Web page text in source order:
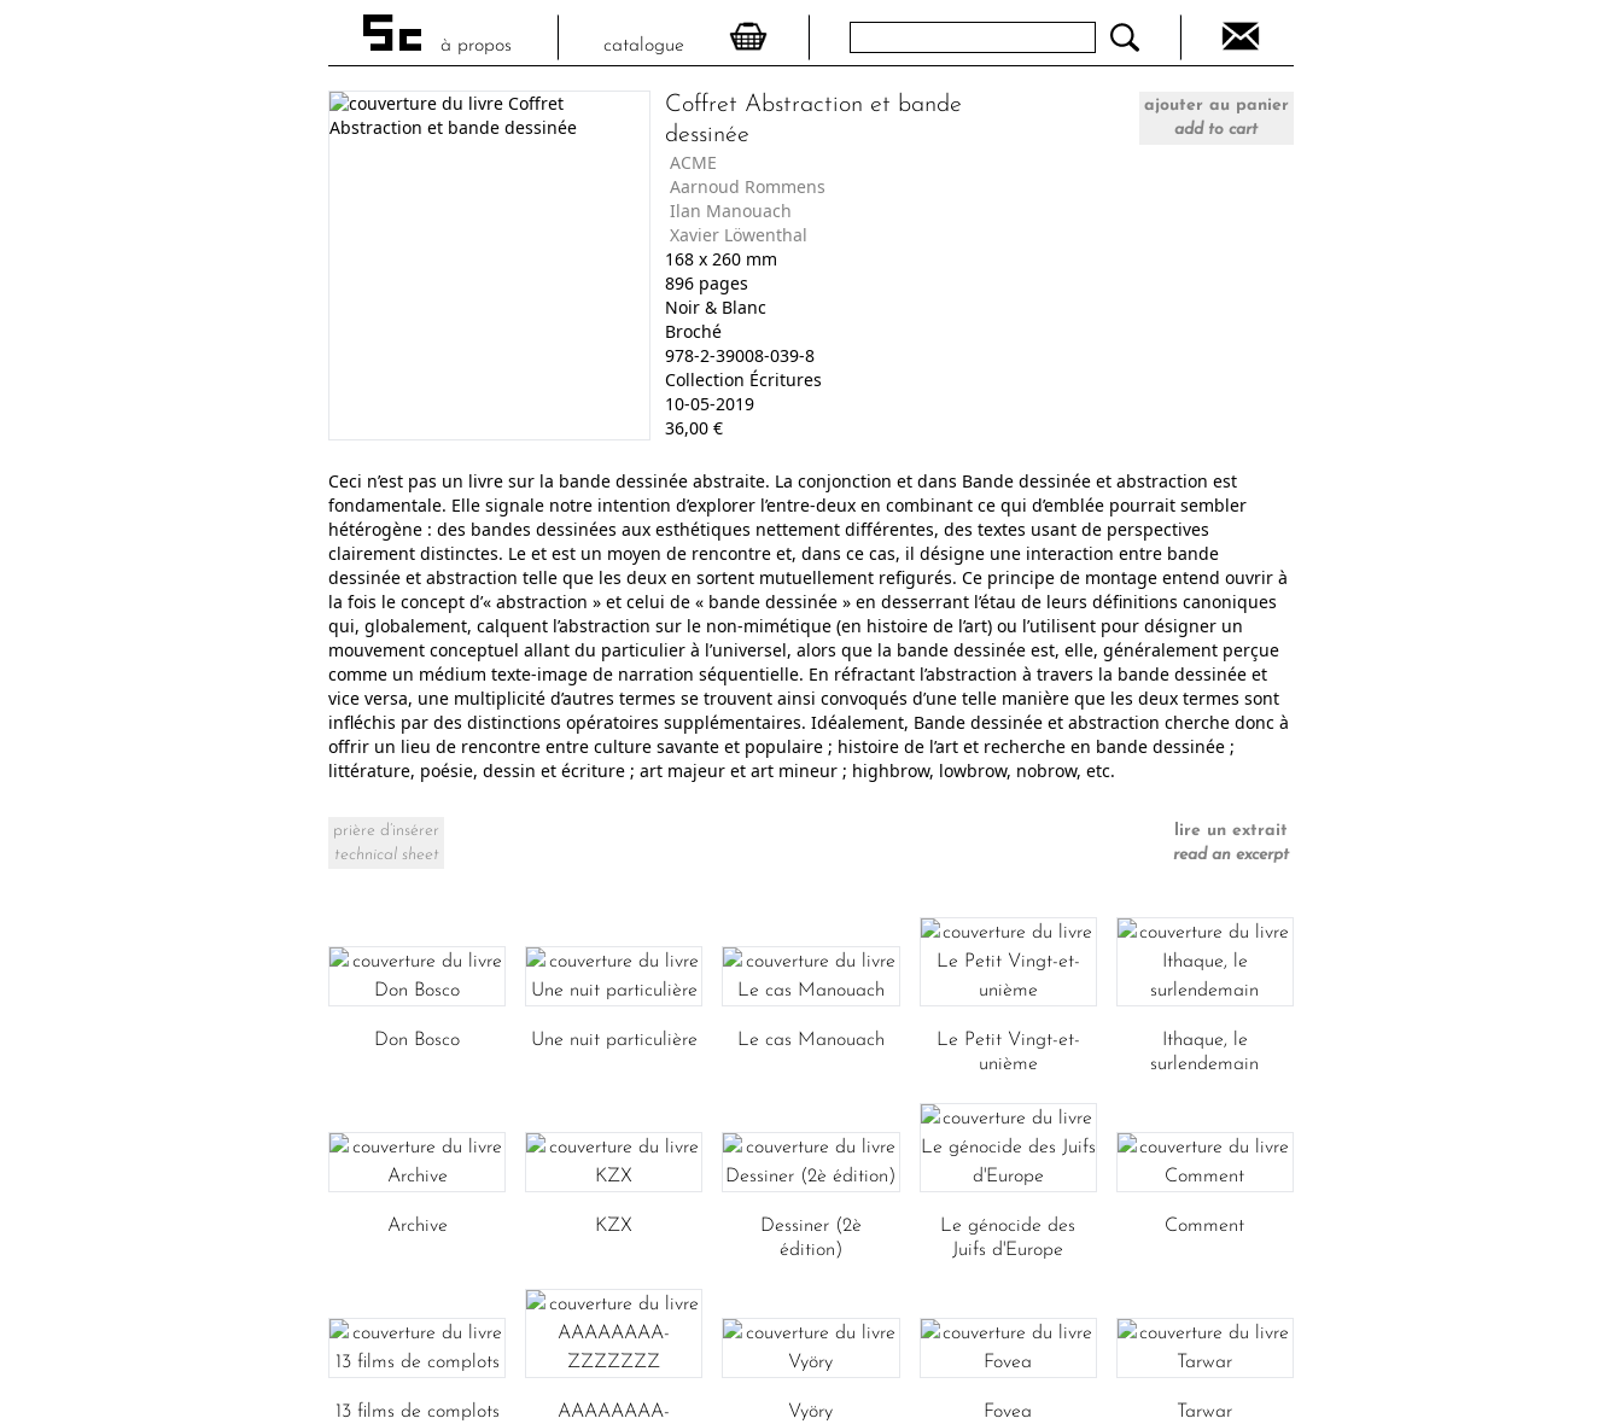
à propos catalogue
Coffret Abstraction et bande
dessinée
ACME
Aarnoud Rommens
Ilan Manouach
Xavier Löwenthal
168x 260mm
896pages
Noir & Blanc
Broché
978-2-39008-039-8
Collection Écritures
10-05-2019
36,00€
ajouter au panier
add to cart
Ceci n’est pas un livre sur la bande dessinée abstraite. La conjonction et dans Bande dessinée et abstraction est
fondamentale. Elle signale notre intention d’explorer l’entre-deux en combinant ce qui d’emblée pourrait sembler
hétérogène : des bandes dessinées aux esthétiques nettement différentes, des textes usant de perspectives
clairement distinctes. Le et est un moyen de rencontre et, dans ce cas, il désigne une interaction entre bande
dessinée et abstraction telle que les deux en sortent mutuellement refigurés. Ce principe de montage entend ouvrir à
la fois le concept d’« abstraction » et celui de « bande dessinée » en desserrant l’étau de leurs définitions canoniques
qui, globalement, calquent l’abstraction sur le non-mimétique (en histoire de l’art) ou l’utilisent pour désigner un
mouvement conceptuel allant du particulier à l’universel, alors que la bande dessinée est, elle, généralement perçue
comme un médium texte-image de narration séquentielle. En réfractant l’abstraction à travers la bande dessinée et
vice versa, une multiplicité d’autres termes se trouvent ainsi convoqués d’une telle manière que les deux termes sont
infléchis par des distinctions opératoires supplémentaires. Idéalement, Bande dessinée et abstraction cherche donc à
offrir un lieu de rencontre entre culture savante et populaire ; histoire de l’art et recherche en bande dessinée ;
littérature, poésie, dessin et écriture ; art majeur et art mineur ; highbrow, lowbrow, nobrow, etc.
prière d’insérer
technical sheet
lire un extrait
read an excerpt
Don Bosco Une nuit particulière Le cas Manouach
Le Petit Vingt-et-
unième
Ithaque, le
surlendemain
Archive KZX
Dessiner (2è
édition)
Le génocide des
Juifs d'Europe
Comment
13 films de complots
AAAAAAAA-
Vyöry Fovea Tarwar